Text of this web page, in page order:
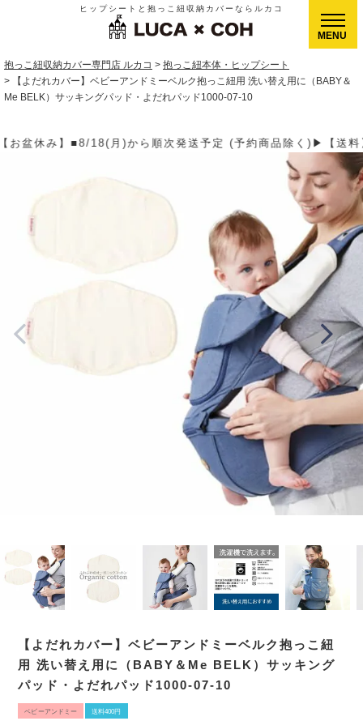
ヒップシートと抱っこ紐収納カバーならルカコ
抱っこ紐収納カバー専門店 ルカコ
抱っこ紐本体・ヒップシート
【よだれカバー】ベビーアンドミーベルク抱っこ紐用 洗い替え用に（BABY＆
Me BELK）サッキングパッド・よだれパッド1000-07-10
商品除く)▶【送料】ゆうパケット400円(全国一律)、ゆう
【よだれカバー】ベビーアンドミーベルク抱っこ紐
用 洗い替え用に（BABY＆Me BELK）サッキング
パッド・よだれパッド1000-07-10
ベビーアンドミー 送料400円